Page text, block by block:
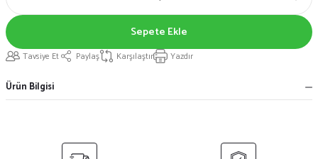
Sepete Ekle
Tavsiye Et Paylaş Karşılaştır Yazdır
Ürün Bilgisi